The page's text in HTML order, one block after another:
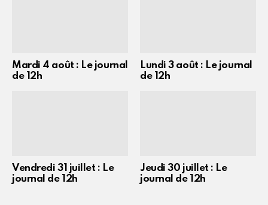
Mardi 4 août : Le journal
de 12h
Lundi 3 août : Le journal
de 12h
Vendredi 31 juillet : Le
journal de 12h
Jeudi 30 juillet : Le
journal de 12h